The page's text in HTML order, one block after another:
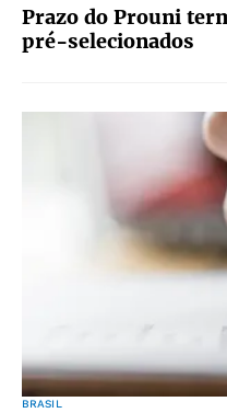
Prazo do Prouni
pré-selecionados
BRASIL